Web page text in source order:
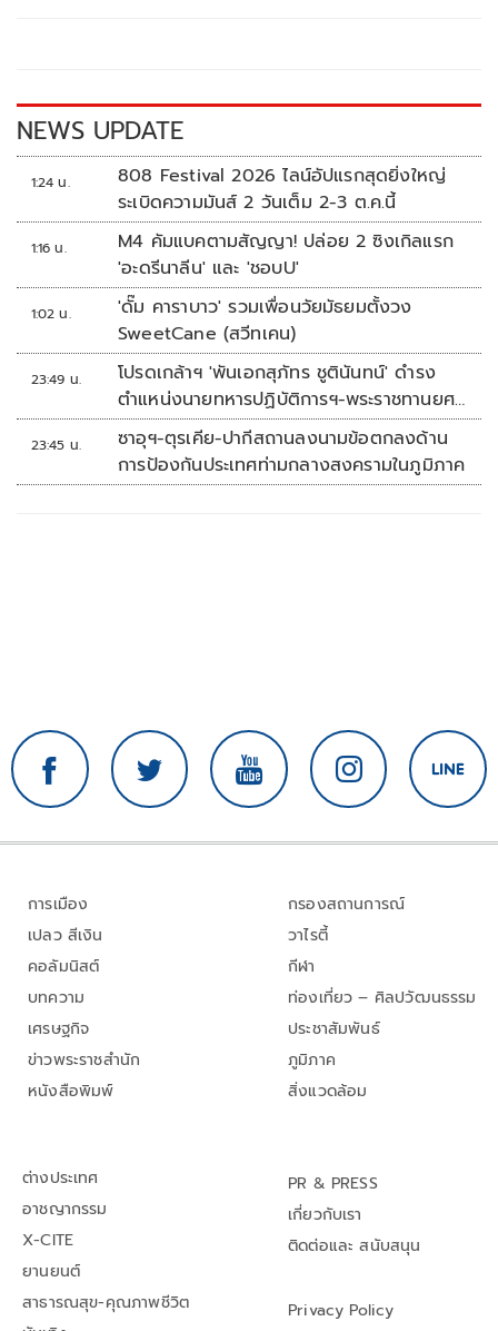
k k
NEWS UPDATE
1:24 น.
808 Festival 2026 ไลน์อัปแรกสุดยิ่งใหญ่
ระเบิดความมันส์ 2 วันเต็ม 2-3 ต.ค.นี้
1:16 น.
M4 คัมแบคตามสัญญา! ปล่อย 2 ซิงเกิลแรก
'อะดรีนาลีน' และ 'ชอบU'
1:02 น.
'ดั๊ม คาราบาว' รวมเพื่อนวัยมัธยมตั้งวง
SweetCane (สวีทเคน)
23:49 น.
โปรดเกล้าฯ 'พันเอกสุภัทร ชูตินันทน์' ดำรง
ตำแหน่งนายทหารปฏิบัติการฯ-พระราชทานยศ
'พลตรี'
23:45 น.
ซาอุฯ-ตุรเคีย-ปากีสถานลงนามข้อตกลงด้าน
การป้องกันประเทศท่ามกลางสงครามในภูมิภาค
การเมือง
เปลว สีเงิน
คอลัมนิสต์
บทความ
เศรษฐกิจ
ข่าวพระราชสำนัก
หนังสือพิมพ์
กรองสถานการณ์
วาไรตี้
กีฬา
ท่องเที่ยว – ศิลปวัฒนธรรม
ประชาสัมพันธ์
ภูมิภาค
สิ่งแวดล้อม
ต่างประเทศ
อาชญากรรม
X-CITE
ยานยนต์
สาธารณสุข-คุณภาพชีวิต
PR & PRESS
เกี่ยวกับเรา
ติดต่อและ สนับสนุน
Privacy Policy